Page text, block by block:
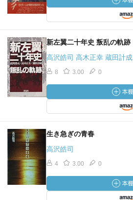
新左翼二十年史 叛乱の軌跡
高沢皓司 高木正幸 蔵田計成
8 3.00 0
生き急ぎの青春
高沢皓司
4 3.00 0